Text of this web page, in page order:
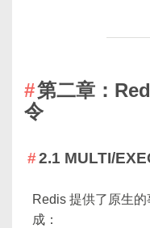
第二章：
令
2.1 MULTI/
Redis 提供了原生
成：